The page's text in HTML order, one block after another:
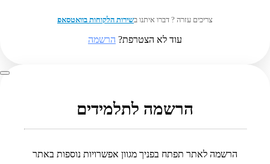
צריכים עזרה ? דברו איתנו בשירות הלקוחות בוואטסאפ
עוד לא הצטרפת? הרשמה
הרשמה לתלמידים
הרשמה לאתר תפתח בפניך מגוון אפשרויות נוספות באתר